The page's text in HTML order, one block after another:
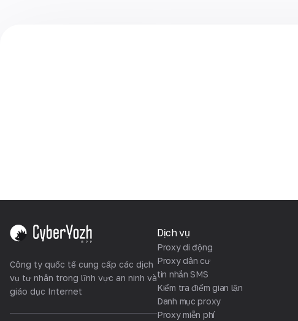
Công ty quốc tế cung cấp các dịch
vụ tư nhân trong lĩnh vực an ninh và
giáo dục Internet
Dịch vụ
Proxy di động
Proxy dân cư
tin nhắn SMS
Kiểm tra điểm gian lận
Danh mục proxy
Proxy miễn phí